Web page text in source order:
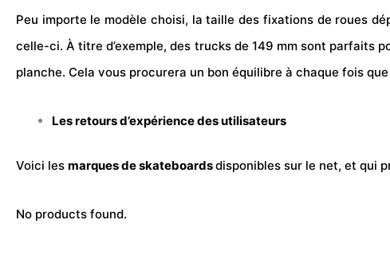
Peu importe le modèle choisi, la taille des fixations de roues
celle-ci. À titre d’exemple, des trucks de 149 mm sont parfaits
planche. Cela vous procurera un bon équilibre à chaque fois
Les retours d’expérience des utilisateurs
Voici les marques de skateboardsdisponibles sur le net, et qui
No products found.